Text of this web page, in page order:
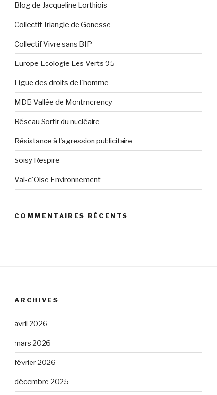
Blog de Jacqueline Lorthiois
Collectif Triangle de Gonesse
Collectif Vivre sans BIP
Europe Ecologie Les Verts 95
Ligue des droits de l'homme
MDB Vallée de Montmorency
Réseau Sortir du nucléaire
Résistance à l'agression publicitaire
Soisy Respire
Val-d'Oise Environnement
COMMENTAIRES RÉCENTS
ARCHIVES
avril 2026
mars 2026
février 2026
décembre 2025